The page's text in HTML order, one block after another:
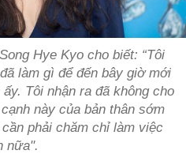
Hye Kyo cho biết: “Tôi
làm gì để đến bây giờ mới
Tôi nhận ra đã không cho
này của bản thân sớm
phải chăm chỉ làm việc
nữa".